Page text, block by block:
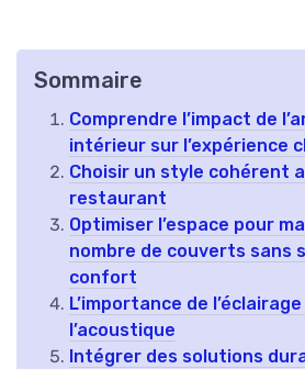
Sommaire
Comprendre l’impact de
intérieur sur l’expérience
Choisir un style cohérent
restaurant
Optimiser l’espace pour
nombre de couverts sans
confort
L’importance de
l’acoustique
Intégrer des solutions